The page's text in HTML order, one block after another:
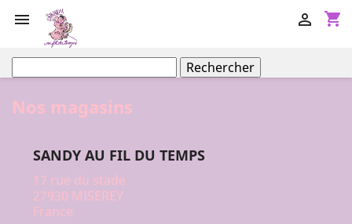
 shopping_cart

Rechercher
Nos magasins
SANDY AU FIL DU TEMPS
17 rue du stade
27930 MISEREY
France